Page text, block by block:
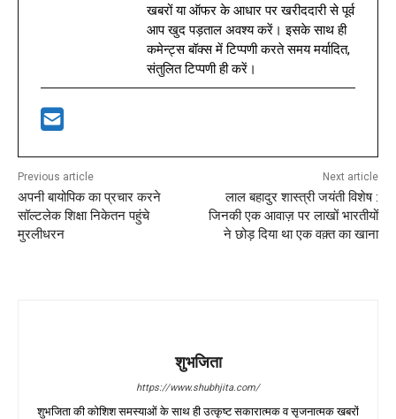
खबरों या ऑफर के आधार पर खरीददारी से पूर्व
आप खुद पड़ताल अवश्य करें। इसके साथ ही
कमेन्ट्स बॉक्स में टिप्पणी करते समय मर्यादित,
संतुलित टिप्पणी ही करें।
Previous article
अपनी बायोपिक का प्रचार करने
सॉल्टलेक शिक्षा निकेतन पहुंचे
मुरलीधरन
Next article
लाल बहादुर शास्त्री जयंती विशेष :
जिनकी एक आवाज़ पर लाखों भारतीयों
ने छोड़ दिया था एक वक़्त का खाना
शुभजिता
https://www.shubhjita.com/
शुभजिता की कोशिश समस्याओं के साथ ही उत्कृष्ट सकारात्मक व सृजनात्मक खबरों